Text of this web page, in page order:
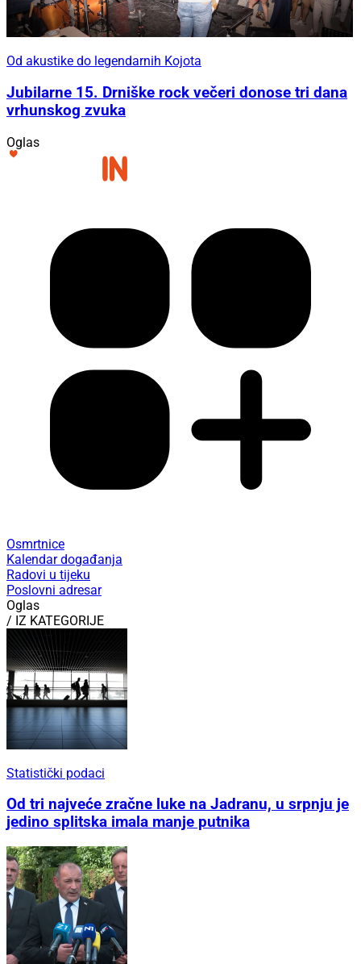
Od akustike do legendarnih Kojota
Jubilarne 15. Drniške rock večeri donose tri dana
vrhunskog zvuka
Oglas
Osmrtnice
Kalendar događanja
Radovi u tijeku
Poslovni adresar
Oglas
/ IZ KATEGORIJE
Statistički podaci
Od tri najveće zračne luke na Jadranu, u srpnju je
jedino splitska imala manje putnika